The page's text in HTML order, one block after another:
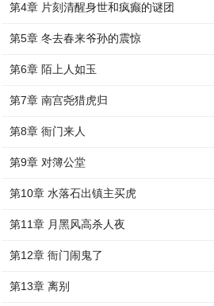
第4章 片刻清醒身世和疯癫的谜团
第5章 冬去春来爷孙的震惊
第6章 陌上人如玉
第7章 南宫尧猎虎归
第8章 衙门来人
第9章 对簿公堂
第10章 水落石出镇主买虎
第11章 月黑风高杀人夜
第12章 衙门闹鬼了
第13章 离别